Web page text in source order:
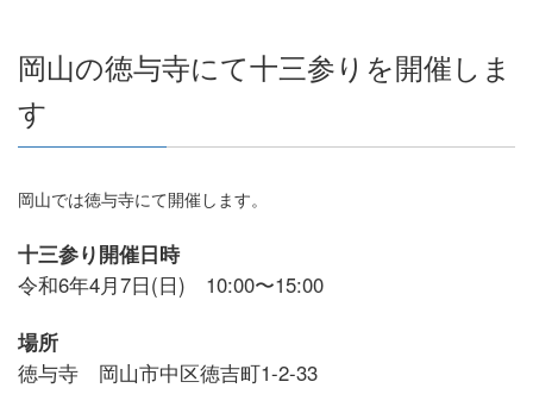
岡山の徳与寺にて十三参りを開催しま
す
岡山では徳与寺にて開催します。
十三参り開催日時
令和6年4月7日(日) 10:00〜15:00
場所
徳与寺 岡山市中区徳吉町1-2-33